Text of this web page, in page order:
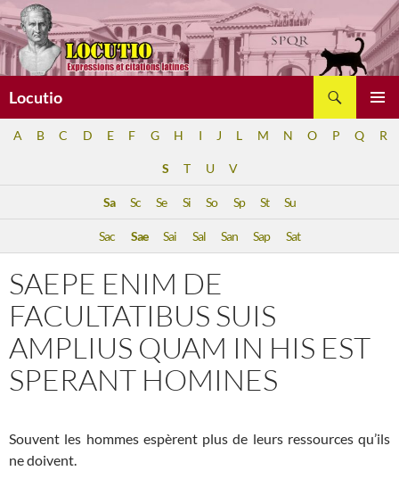
Aller
au
contenu
Locutio
A B C D E F G H I J L M N O P Q R
S T U V
Sa Sc Se Si So Sp St Su
Sac Sae Sai Sal San Sap Sat
SAEPE ENIM DE
FACULTATIBUS SUIS
AMPLIUS QUAM IN HIS EST
SPERANT HOMINES
Souvent les hommes espèrent plus de leurs ressources qu’ils
ne doivent.